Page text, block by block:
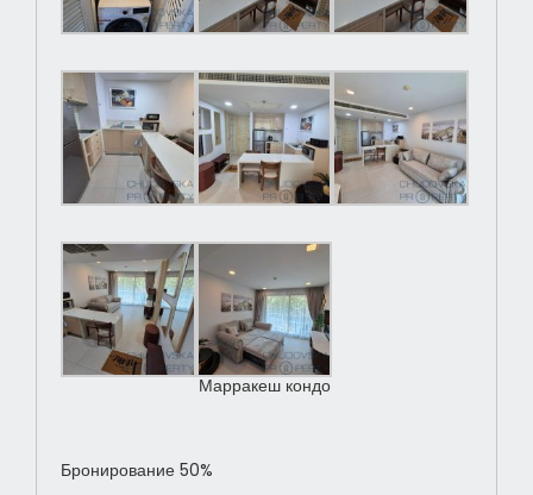
Марракеш кондо
Бронирование 50%